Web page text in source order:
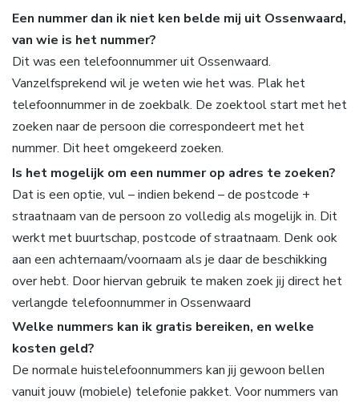
Een nummer dan ik niet ken belde mij uit Ossenwaard,
van wie is het nummer?
Dit was een telefoonnummer uit Ossenwaard.
Vanzelfsprekend wil je weten wie het was. Plak het
telefoonnummer in de zoekbalk. De zoektool start met het
zoeken naar de persoon die correspondeert met het
nummer. Dit heet omgekeerd zoeken.
Is het mogelijk om een nummer op adres te zoeken?
Dat is een optie, vul – indien bekend – de postcode +
straatnaam van de persoon zo volledig als mogelijk in. Dit
werkt met buurtschap, postcode of straatnaam. Denk ook
aan een achternaam/voornaam als je daar de beschikking
over hebt. Door hiervan gebruik te maken zoek jij direct het
verlangde telefoonnummer in Ossenwaard
Welke nummers kan ik gratis bereiken, en welke
kosten geld?
De normale huistelefoonnummers kan jij gewoon bellen
vanuit jouw (mobiele) telefonie pakket. Voor nummers van